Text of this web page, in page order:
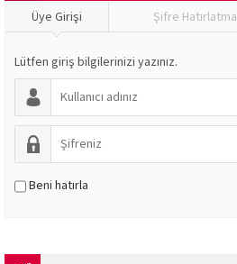
Üye Girişi Şifre Hatırlatma
Lütfen giriş bilgilerinizi yazınız.
Beni hatırla